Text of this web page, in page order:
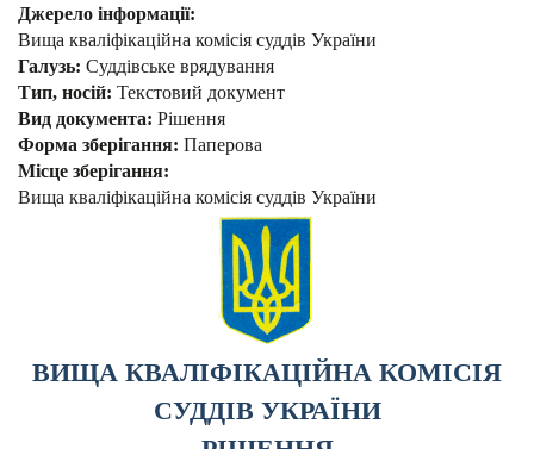
Джерело інформації:
Вища кваліфікаційна комісія суддів України
Галузь: Суддівське врядування
Тип, носій: Текстовий документ
Вид документа: Рішення
Форма зберігання: Паперова
Місце зберігання:
Вища кваліфікаційна комісія суддів України
ВИЩА КВАЛІФІКАЦІЙНА КОМІСІЯ
СУДДІВ УКРАЇНИ